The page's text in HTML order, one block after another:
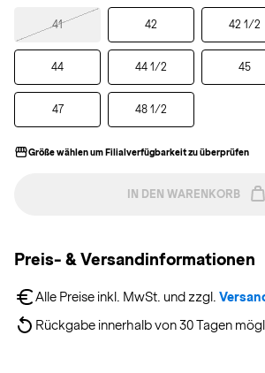
41 42 42 1/2
44 44 1/2 45
47 48 1/2
Größe wählen um Filialverfügbarkeit zu überprüfen
IN DEN WARENKORB
Preis- & Versandinformationen
Alle Preise inkl. MwSt. und zzgl.
Rückgabe innerhalb von 30 Tagen